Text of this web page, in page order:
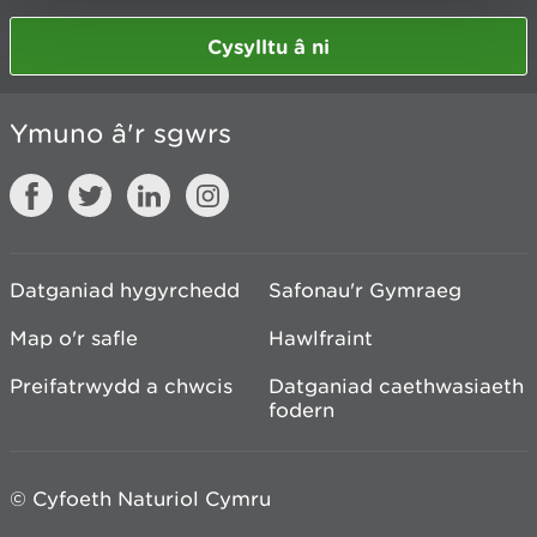
Cysylltu â ni
Ymuno â'r sgwrs
Datganiad hygyrchedd
Safonau'r Gymraeg
Map o'r safle
Hawlfraint
Preifatrwydd a chwcis
Datganiad caethwasiaeth
fodern
© Cyfoeth Naturiol Cymru